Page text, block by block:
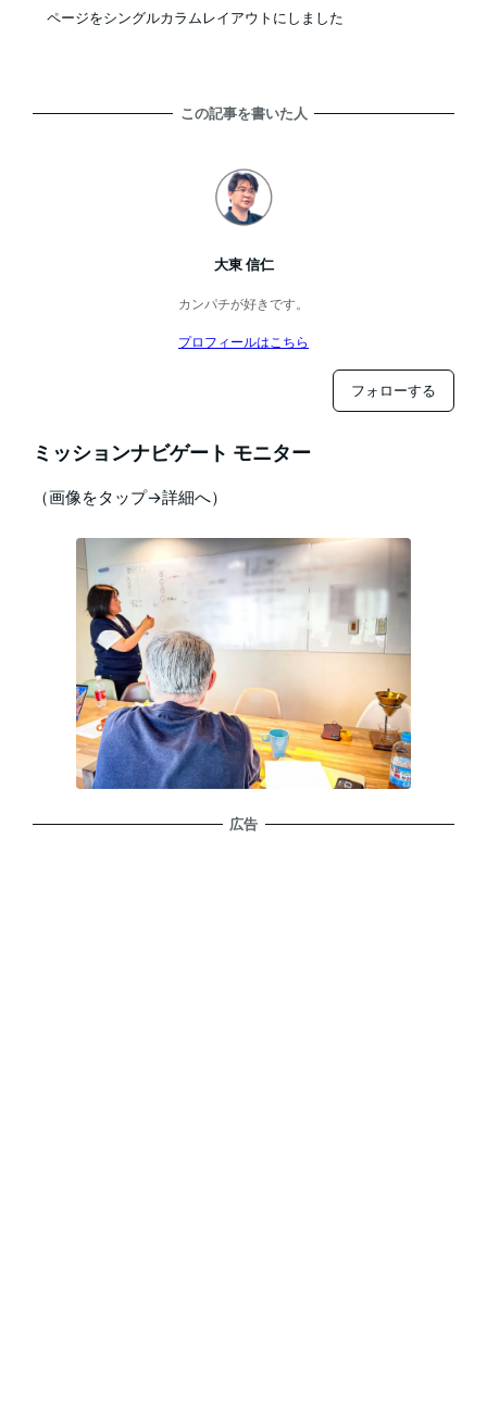
ページをシングルカラムレイアウトにしました
この記事を書いた人
大東 信仁
カンパチが好きです。
プロフィールはこちら
フォローする
ミッションナビゲート モニター
（画像をタップ→詳細へ）
広告